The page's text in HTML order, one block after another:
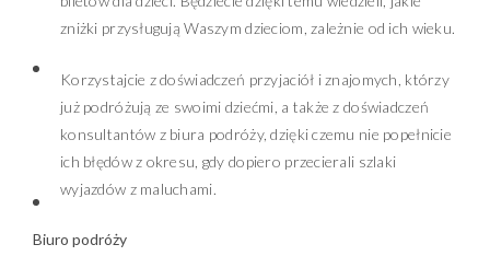
zniżki przysługują Waszym dzieciom, zależnie od ich wieku.
Korzystajcie z doświadczeń przyjaciół i znajomych, którzy
już podróżują ze swoimi dziećmi, a także z doświadczeń
konsultantów z biura podróży, dzięki czemu nie popełnicie
ich błędów z okresu, gdy dopiero przecierali szlaki
wyjazdów z maluchami.
Biuro podróży